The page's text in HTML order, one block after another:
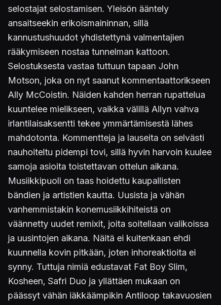
selostajat selostamisen. Yleisön ääntely
ansaitseekin erikoismaininnan, sillä
kannustushuudot yhdistettynä valmentajien
rääkymiseen nostaa tunnelman kattoon.
Selostuksesta vastaa tuttuun tapaan John
Motson, joka on nyt saanut kommentaattorikseen
Ally McCoistin. Näiden kahden herran rupattelua
kuuntelee mielikseen, vaikka välillä Allyn vahva
irlantilaisaksentti tekee ymmärtämisestä lähes
mahdotonta. Kommentteja ja lauseita on selvästi
nauhoiteltu pidempi tovi, sillä hyvin harvoin kuulee
samoja asioita toistettavan ottelun aikana.
Musiikkipuoli on taas hoidettu kaupallisten
bändien ja artistien kautta. Uusista ja vähän
vanhemmistakin konemusiikkihiteistä on
väännetty uudet remixit, joita soitellaan valikoissa
ja uusintojen aikana. Näitä ei kuitenkaan ehdi
kuunnella kovin pitkään, joten inhoreaktioita ei
synny. Tuttuja nimiä edustavat Fat Boy Slim,
Kosheen, Safri Duo ja yllättäen mukaan on
päässyt vähän iäkkäämpikin Antiloop takavuosien